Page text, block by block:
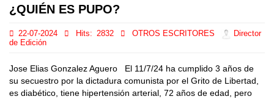
¿QUIÉN ES PUPO?
22-07-2024 Hits: 2832 OTROS ESCRITORES
Director
de Edición
Jose Elias Gonzalez Aguero El 11/7/24 ha cumplido 3 años de
su secuestro por la dictadura comunista por el Grito de Libertad,
es diabético, tiene hipertensión arterial, 72 años de edad, pero